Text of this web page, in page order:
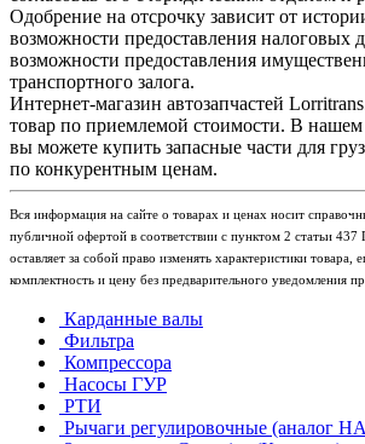
Одобрение на отсрочку зависит от
возможности предоставления налоговых
возможности предоставления
транспортного залога.
Интернет-магазин автозапчастей
товар по приемлемой стоимости. В нашем
вы можете купить запасные части для
по конкурентным ценам.
Вся информация на сайте о товарах и ценах носит
публичной офертой в соответствии с пунктом 2 статьи
оставляет за собой право изменять характеристики товара,
комплектность и цену без предварительного уведомления
Карданные валы
Фильтра
Компрессора
Насосы ГУР
РТИ
Рычаги регулировочные (аналог